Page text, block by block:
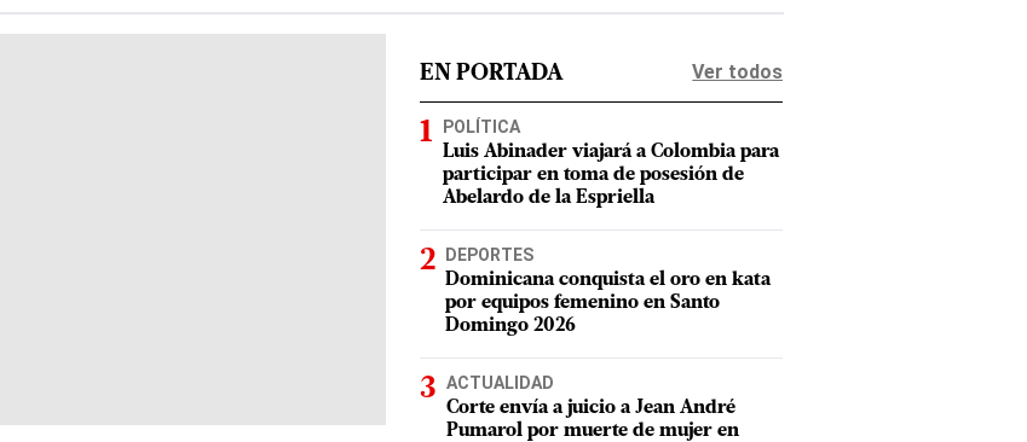
EN PORTADA Ver todos
POLÍTICA
Luis Abinader viajará a Colombia para
participar en toma de posesión de
Abelardo de la Espriella
DEPORTES
Dominicana conquista el oro en kata
por equipos femenino en Santo
Domingo 2026
ACTUALIDAD
Corte envía a juicio a Jean André
Pumarol por muerte de mujer en